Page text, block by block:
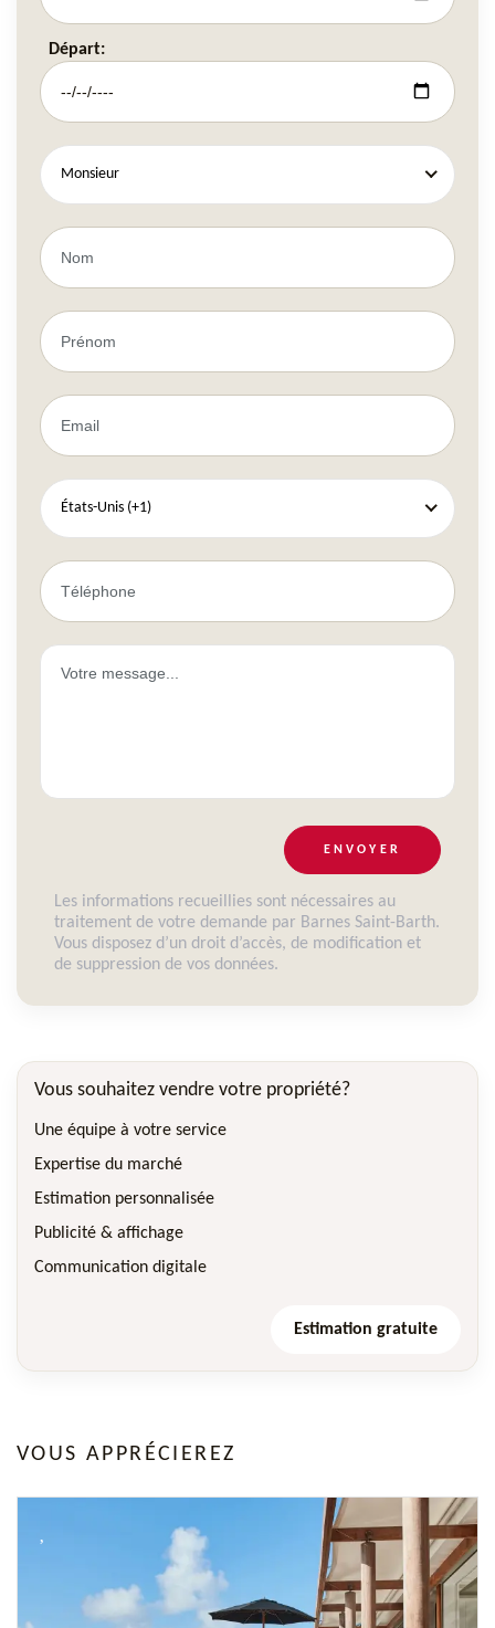
Départ:
Monsieur
États-Unis (+1)
ENVOYER
Les informations recueillies sont nécessaires au
traitement de votre demande par Barnes Saint-Barth.
Vous disposez d’un droit d’accès, de modification et
de suppression de vos données.
Vous souhaitez vendre votre propriété?
Une équipe à votre service
Expertise du marché
Estimation personnalisée
Publicité & affichage
Communication digitale
Estimation gratuite
VOUS APPRÉCIEREZ